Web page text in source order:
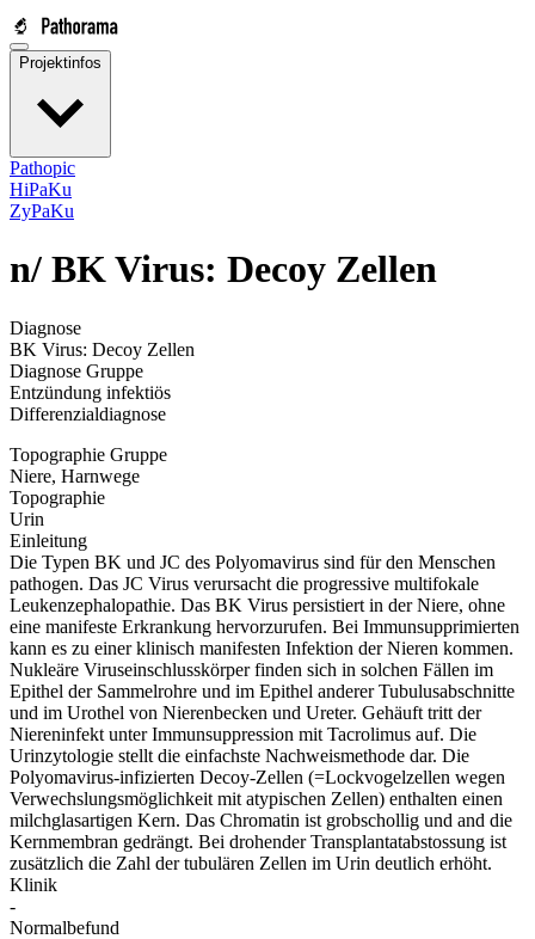
Projektinfos
Pathopic
HiPaKu
ZyPaKu
n/ BK Virus: Decoy Zellen
Diagnose
BK Virus: Decoy Zellen
Diagnose Gruppe
Entzündung infektiös
Differenzialdiagnose
Topographie Gruppe
Niere, Harnwege
Topographie
Urin
Einleitung
Die Typen BK und JC des Polyomavirus sind für den Menschen
pathogen. Das JC Virus verursacht die progressive multifokale
Leukenzephalopathie. Das BK Virus persistiert in der Niere, ohne
eine manifeste Erkrankung hervorzurufen. Bei Immunsupprimierten
kann es zu einer klinisch manifesten Infektion der Nieren kommen.
Nukleäre Viruseinschlusskörper finden sich in solchen Fällen im
Epithel der Sammelrohre und im Epithel anderer Tubulusabschnitte
und im Urothel von Nierenbecken und Ureter. Gehäuft tritt der
Niereninfekt unter Immunsuppression mit Tacrolimus auf. Die
Urinzytologie stellt die einfachste Nachweismethode dar. Die
Polyomavirus-infizierten Decoy-Zellen (=Lockvogelzellen wegen
Verwechslungsmöglichkeit mit atypischen Zellen) enthalten einen
milchglasartigen Kern. Das Chromatin ist grobschollig und and die
Kernmembran gedrängt. Bei drohender Transplantatabstossung ist
zusätzlich die Zahl der tubulären Zellen im Urin deutlich erhöht.
Klinik
-
Normalbefund